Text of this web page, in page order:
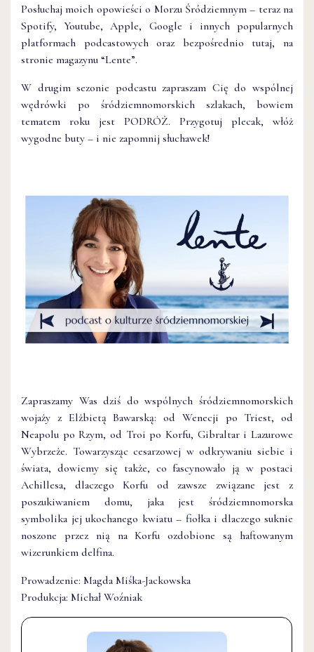
Posłuchaj moich opowieści o Morzu Śródziemnym – teraz na
Spotify, Youtube, Apple, Google i innych popularnych
platformach podcastowych oraz bezpośrednio tutaj, na
stronie magazynu “Lente”.
W drugim sezonie podcastu zapraszam Cię do wspólnej
wędrówki po śródziemnomorskich szlakach, bowiem
tematem roku jest PODRÓŻ. Przygotuj plecak, włóż
wygodne buty – i nie zapomnij słuchawek!
Zapraszamy Was dziś do wspólnych śródziemnomorskich
wojaży z Elżbietą Bawarską: od Wenecji po Triest, od
Neapolu po Rzym, od Troi po Korfu, Gibraltar i Lazurowe
Wybrzeże. Towarzysząc cesarzowej w odkrywaniu siebie i
świata, dowiemy się także, co fascynowało ją w postaci
Achillesa, dlaczego Korfu od zawsze związane jest z
poszukiwaniem domu, jaka jest śródziemnomorska
symbolika jej ukochanego kwiatu – fiołka i dlaczego suknie
noszone przez nią na Korfu ozdobione są haftowanym
wizerunkiem delfina.
Prowadzenie: Magda Miśka-Jackowska
Produkcja: Michał Woźniak